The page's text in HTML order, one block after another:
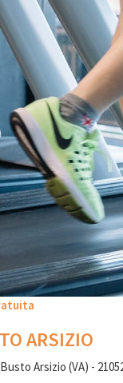
ARSIZIO
Arsizio (VA) -